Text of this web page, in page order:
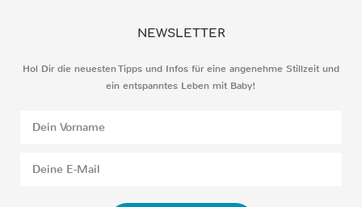
NEWSLETTER
Hol Dir die neuesten Tipps und Infos für eine angenehme Stillzeit und
ein entspanntes Leben mit Baby!